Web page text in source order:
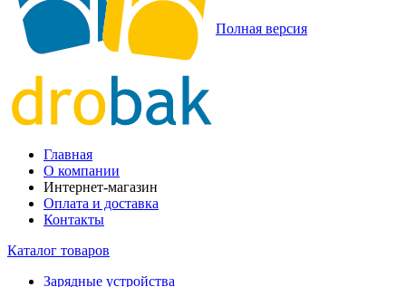
Полная версия
Главная
О компании
Интернет-магазин
Оплата и доставка
Контакты
Каталог товаров
Зарядные устройства